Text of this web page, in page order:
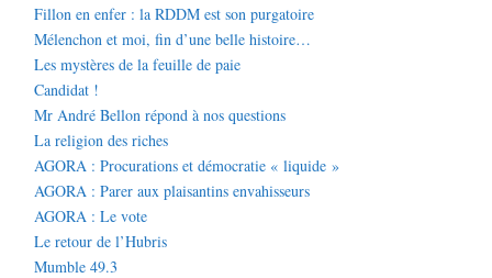
Fillon en enfer : la RDDM est son purgatoire
Mélenchon et moi, fin d’une belle histoire…
Les mystères de la feuille de paie
Candidat !
Mr André Bellon répond à nos questions
La religion des riches
AGORA : Procurations et démocratie « liquide »
AGORA : Parer aux plaisantins envahisseurs
AGORA : Le vote
Le retour de l’Hubris
Mumble 49.3